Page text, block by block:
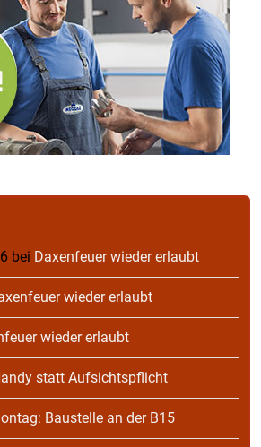
bei Daxenfeuer wieder erlaubt
wieder erlaubt
wieder erlaubt
statt Aufsichtspflicht
Baustelle an der B15